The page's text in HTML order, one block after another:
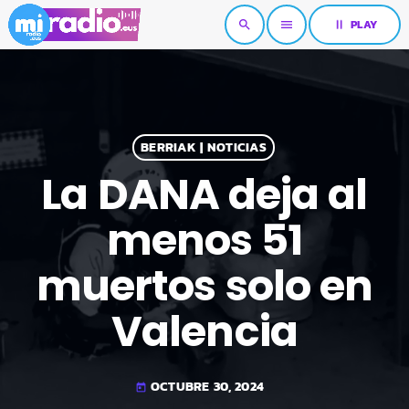
search menu pause PLAY
BERRIAK | NOTICIAS
La DANA deja al
menos 51
muertos solo en
Valencia
today OCTUBRE 30, 2024